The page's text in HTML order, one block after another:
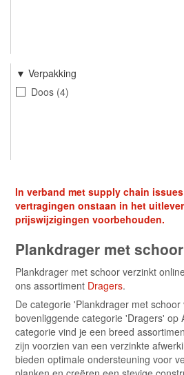
Verpakking
Doos 4
In verband met supply chain
vertragingen onstaan in het
prijswijzigingen voorbehouden.
Plankdrager met
Plankdrager met schoor verzinkt
ons assortiment Dragers.
De categorie 'Plankdrager met
bovenliggende categorie 'Dragers' op
categorie vind je een breed
zijn voorzien van een verzinkte
bieden optimale ondersteuning voor